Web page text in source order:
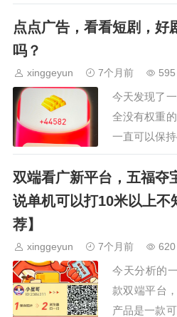
广告虽然简
们得了解以
点点广告，看看短剧，好
吗？
xinggeyun 7个月前 595
今天发现了
全没有权重
一直可以保
附近。前面
面我是主包
很多短剧可
双端看广新平台，五福夺
说单机可以打10米以上不
荐】
xinggeyun 7个月前 620
今天分析的
款双端平台
产品是一款